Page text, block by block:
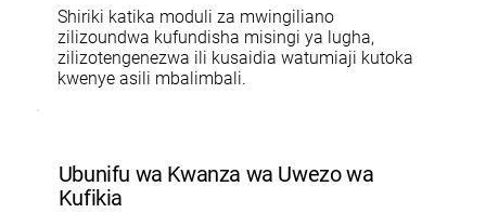
Shiriki katika moduli za mwingiliano
zilizoundwa kufundisha misingi ya lugha,
zilizotengenezwa ili kusaidia watumiaji kutoka
kwenye asili mbalimbali.
Ubunifu wa Kwanza wa Uwezo wa
Kufikia